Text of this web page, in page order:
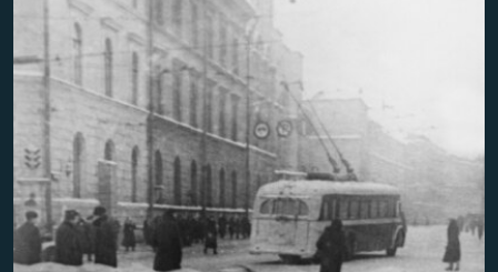
KÖVESSEN MINKET!
Valamennyi RFE/RL weboldal